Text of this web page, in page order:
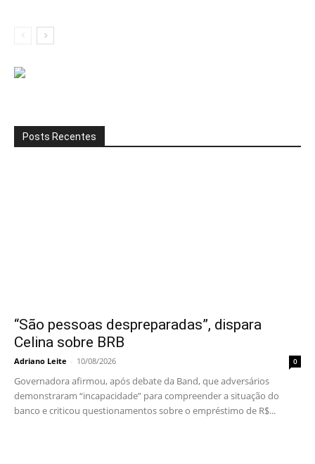
Posts Recentes
“São pessoas despreparadas”, dispara
Celina sobre BRB
Adriano Leite - 10/08/2026 0
Governadora afirmou, após debate da Band, que adversários
demonstraram “incapacidade” para compreender a situação do
banco e criticou questionamentos sobre o empréstimo de R$...